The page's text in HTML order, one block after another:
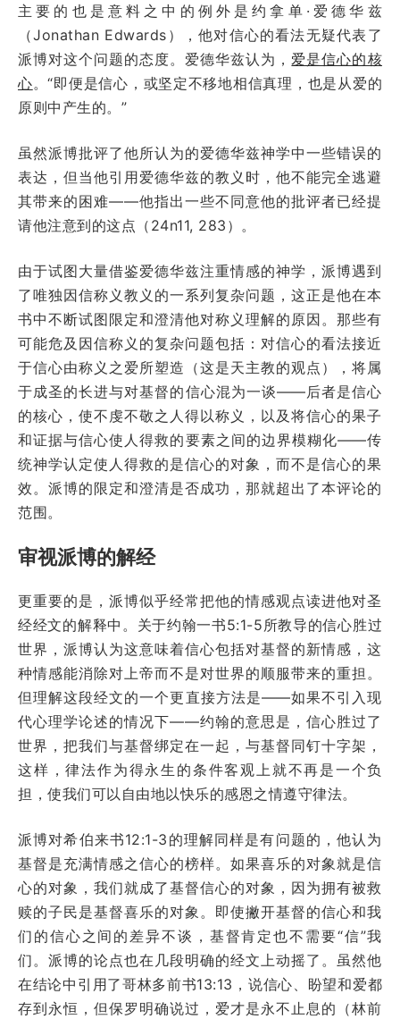
主要的也是意料之中的例外是约拿单·爱德华兹
（Jonathan Edwards），他对信心的看法无疑代表了
派博对这个问题的态度。爱德华兹认为， 爱是信心的核
心。“即便是信心，或坚定不移地相信真理，也是从爱的
原则中产生的。”
虽然派博批评了他所认为的爱德华兹神学中一些错误的
表达，但当他引用爱德华兹的教义时，他不能完全逃避
其带来的困难——他指出一些不同意他的批评者已经提
请他注意到的这点（24n11, 283）。
由于试图大量借鉴爱德华兹注重情感的神学，派博遇到
了唯独因信称义教义的一系列复杂问题，这正是他在本
书中不断试图限定和澄清他对称义理解的原因。那些有
可能危及因信称义的复杂问题包括：对信心的看法接近
于信心由称义之爱所塑造（这是天主教的观点），将属
于成圣的长进与对基督的信心混为一谈——后者是信心
的核心，使不虔不敬之人得以称义，以及将信心的果子
和证据与信心使人得救的要素之间的边界模糊化——传
统神学认定使人得救的是信心的对象，而不是信心的果
效。派博的限定和澄清是否成功，那就超出了本评论的
范围。
审视派博的解经
更重要的是，派博似乎经常把他的情感观点读进他对圣
经经文的解释中。关于约翰一书5:1-5所教导的信心胜过
世界，派博认为这意味着信心包括对基督的新情感，这
种情感能消除对上帝而不是对世界的顺服带来的重担。
但理解这段经文的一个更直接方法是——如果不引入现
代心理学论述的情况下——约翰的意思是，信心胜过了
世界，把我们与基督绑定在一起，与基督同钉十字架，
这样，律法作为得永生的条件客观上就不再是一个负
担，使我们可以自由地以快乐的感恩之情遵守律法。
派博对希伯来书12:1-3的理解同样是有问题的，他认为
基督是充满情感之信心的榜样。如果喜乐的对象就是信
心的对象，我们就成了基督信心的对象，因为拥有被救
赎的子民是基督喜乐的对象。即使撇开基督的信心和我
们的信心之间的差异不谈，基督肯定也不需要“信”我
们。派博的论点也在几段明确的经文上动摇了。虽然他
在结论中引用了哥林多前书13:13，说信心、盼望和爱都
存到永恒，但保罗明确说过，爱才是永不止息的（林前